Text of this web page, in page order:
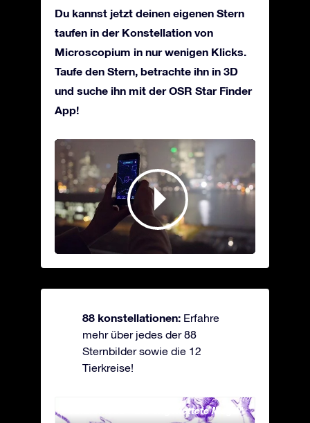
Du kannst jetzt deinen eigenen Stern
taufen in der Konstellation von
Microscopium in nur wenigen Klicks.
Taufe den Stern, betrachte ihn in 3D
und suche ihn mit der OSR Star Finder
App!
88 konstellationen: Erfahre
mehr über jedes der 88
Sternbilder sowie die 12
Tierkreise!
Andromeda - Die angekettete Magd